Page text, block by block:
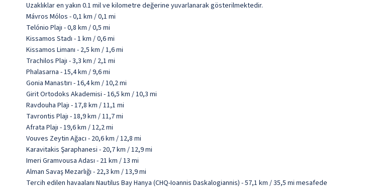
Uzaklıklar en yakın 0.1 mil ve kilometre değerine yuvarlanarak gösterilmektedir.
Mávros Mólos - 0,1 km / 0,1 mi
Telónio Plajı - 0,8 km / 0,5 mi
Kissamos Stadı - 1 km / 0,6 mi
Kissamos Limanı - 2,5 km / 1,6 mi
Trachilos Plajı - 3,3 km / 2,1 mi
Phalasarna - 15,4 km / 9,6 mi
Gonia Manastırı - 16,4 km / 10,2 mi
Girit Ortodoks Akademisi - 16,5 km / 10,3 mi
Ravdouha Plajı - 17,8 km / 11,1 mi
Tavrontis Plajı - 18,9 km / 11,7 mi
Afrata Plajı - 19,6 km / 12,2 mi
Vouves Zeytin Ağacı - 20,6 km / 12,8 mi
Karavitakis Şaraphanesi - 20,7 km / 12,9 mi
Imeri Gramvousa Adası - 21 km / 13 mi
Alman Savaş Mezarlığı - 22,3 km / 13,9 mi
Tercih edilen havaalanı Nautilus Bay Hanya (CHQ-Ioannis Daskalogiannis) - 57,1 km / 35,5 mi mesafede